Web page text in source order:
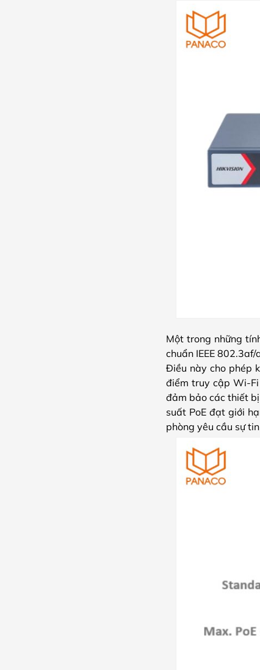
Một trong những
chuẩn IEEE
Điều này cho phép
điểm truy cập Wi-
đảm bảo các thiết
suất PoE đạt giới
phòng yêu cầu sự